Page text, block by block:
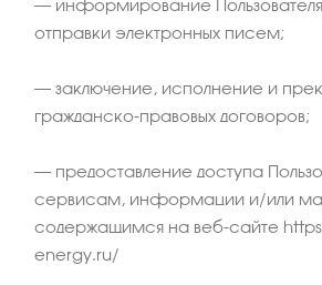
– информирование
отправки электронных писем;
– заключение, исполнение и
гражданско-правовых договоров;
– предоставление доступа
сервисам, информации и/или
содержащимся на веб-сайте
energy.ru/